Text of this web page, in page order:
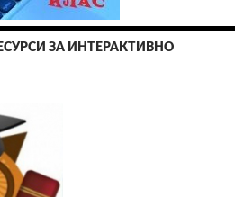
ЗА ИНТЕРАКТИВНО